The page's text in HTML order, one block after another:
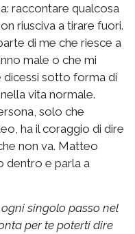
raccontare qualcosa
riusciva a tirare fuori.
di me che riesce a
male o che mi
dicessi sotto forma di
vita normale.
solo che
ha il coraggio di dire
non va. Matteo
dentro e parla a
singolo passo nel
per te poterti dire